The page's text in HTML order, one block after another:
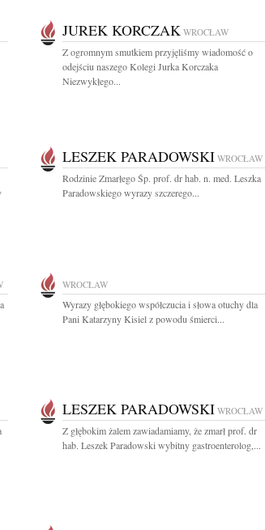
JUREK KORCZAK WROCŁAW
Z ogromnym smutkiem przyjęliśmy wiadomość o
odejściu naszego Kolegi Jurka Korczaka
Niezwykłego...
LESZEK PARADOWSKI WROCŁAW
Rodzinie Zmarłego Śp. prof. dr hab. n. med. Leszka
Paradowskiego wyrazy szczerego...
WROCŁAW
Wyrazy głębokiego współczucia i słowa otuchy dla
Pani Katarzyny Kisiel z powodu śmierci...
LESZEK PARADOWSKI WROCŁAW
Z głębokim żalem zawiadamiamy, że zmarł prof. dr
hab. Leszek Paradowski wybitny gastroenterolog,...